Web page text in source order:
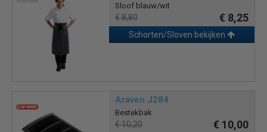
Sloof blauw/wit
€ 8,80 € 8,25
Schorten/Sloven bekijken
Araven J284
Bestekbak
€ 10,20 € 10,00